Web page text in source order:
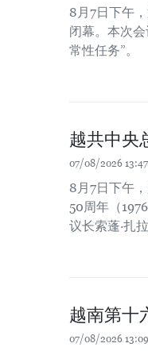
8月7日下午
闭幕。本次
常性任务”。
越共中央
07/08/2026 13:47
8月7日下午
50周年（
议长索蓬·扎拉
越南第十
07/08/2026 13:09